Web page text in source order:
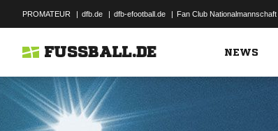
PROMATEUR | dfb.de | dfb-efootball.de | Fan Club Nationalmannschaft
FUSSBALL.DE NEWS